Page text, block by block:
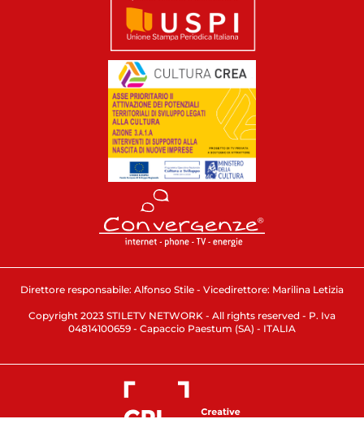
Direttore responsabile: Alfonso Stile - Vicedirettore: Marilina Letizia
Copyright 2023 STILETV NETWORK - All rights reserved - P. Iva
04814100659 - Capaccio Paestum (SA) - ITALIA